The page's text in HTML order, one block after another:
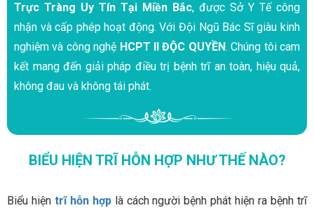
Trực Tràng Uy Tín Tại Miền Bắc, được Sở Y Tế công
nhận và cấp phép hoạt động. Với Đội Ngũ Bác Sĩ giàu kinh
nghiệm và công nghệ HCPT II ĐỘC QUYỀN. Chúng tôi cam
kết mang đến giải pháp điều trị bệnh trĩ an toàn, hiệu quả,
không đau và không tái phát.
BIỂU HIỆN TRĨ HỖN HỢP NHƯ THẾ NÀO?
Biểu hiện trĩ hỗn hợplà cách người bệnh phát hiện ra bệnh trĩ